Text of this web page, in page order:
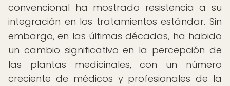
convencional ha mostrado resistencia a su
integración en los tratamientos estándar. Sin
embargo, en las últimas décadas, ha habido
un cambio significativo en la percepción de
las plantas medicinales, con un número
creciente de médicos y profesionales de la